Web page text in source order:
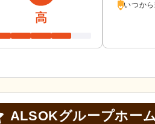
高
いつか
ALSOKグループホー